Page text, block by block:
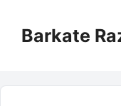
contentBarkate